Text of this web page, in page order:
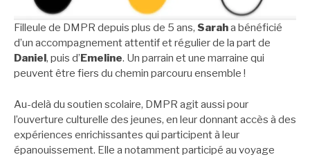
Filleule de DMPR depuis plus de 5 ans, Saraha bénéficié
d’un accompagnement attentif et régulier de la part de
Daniel, puis d’Emeline. Un parrain et une marraine qui
peuvent être fiers du chemin parcouru ensemble !
Au-delà du soutien scolaire, DMPR agit aussi pour
l’ouverture culturelle des jeunes, en leur donnant accès à des
expériences enrichissantes qui participent à leur
épanouissement. Elle a notamment participé au voyage